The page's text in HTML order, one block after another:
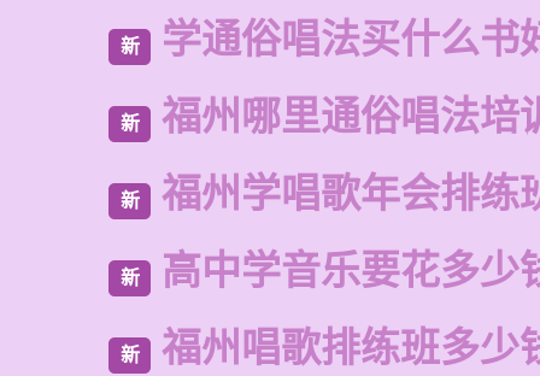
新 学通俗唱法买什么书
新 福州哪里通俗唱法培
新 福州学唱歌年会排练
新 高中学音乐要花多少
新 福州唱歌排练班多少